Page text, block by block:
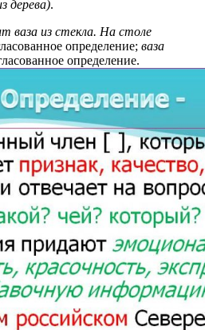
дерева).
ваза из стекла. На столе
определение; ваза
определение.